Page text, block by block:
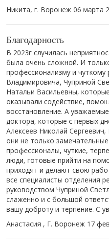
Никита, г. Воронеж06 марта
Благодарность
В 2023г случилась
была очень сложной. И
профессионализму и чуткому
Владимировича, Чуприной
Натальи Васильевны,
оказывали содействие,
восстановление. А
доктора, которые с первых
Алексеев Николай
они не только
профессионалы, чуткие,
люди, готовые прийти на
приходят и делают свою
все специалисты отделения
руководством Чуприной
слаженно и с большой
вашу доброту и терпение. С
Анастасия , Г. Воронеж17